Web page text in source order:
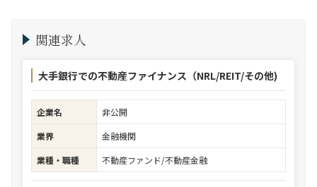
関連求人
大手銀行での不動産ファイナンス（NRL/REIT/その他)
企業名
非公開
業界
金融機関
業種・職種
不動産ファンド/不動産金融